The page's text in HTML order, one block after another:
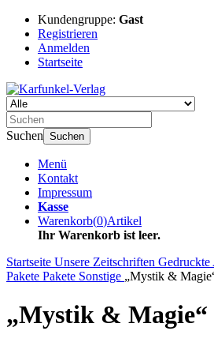
Kundengruppe: Gast
Registrieren
Anmelden
Startseite
Suchen Suchen
Menü
Kontakt
Impressum
Kasse
Warenkorb(0)Artikel
Ihr Warenkorb ist leer.
Startseite Unsere Zeitschriften Gedruckte
Pakete Pakete Sonstige „Mystik &
„Mystik & Magie“